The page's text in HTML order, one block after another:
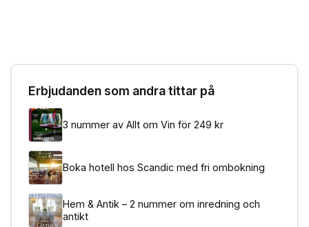
Erbjudanden som andra tittar på
3 nummer av Allt om Vin för 249 kr
Boka hotell hos Scandic med fri ombokning
Hem & Antik – 2 nummer om inredning och
antikt